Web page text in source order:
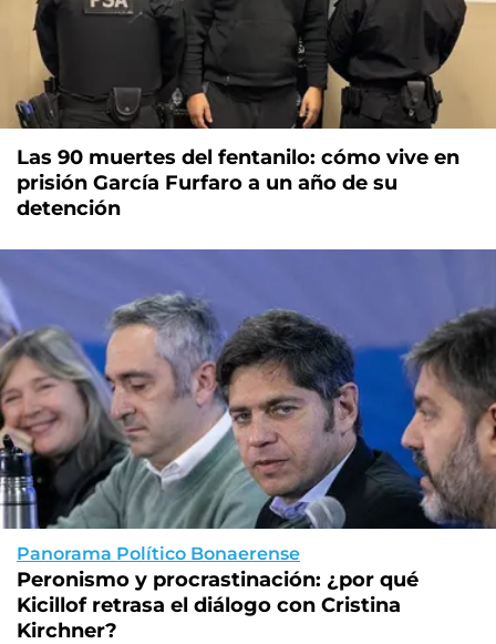
Las 90 muertes del fentanilo: cómo vive en
prisión García Furfaro a un año de su
detención
Panorama Político Bonaerense
Peronismo y procrastinación: ¿por qué
Kicillof retrasa el diálogo con Cristina
Kirchner?